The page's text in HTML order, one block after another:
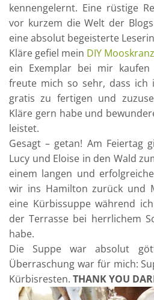
kennengelernt. Eine rüstige
vor kurzem die Welt der
eine absolut begeisterte
Kläre gefiel mein DIY
ein Exemplar bei mir
freute mich so sehr, dass
gratis zu fertigen und
Kläre gern habe und
leistet.
Gesagt – getan! Am Feiertag
Lucy und Eloise in den Wald
einem langen und
wir ins Hamilton zurück und
eine Kürbissuppe während
der Terrasse bei herrlichem
habe.
Die Suppe war absolut
Überraschung war für mich:
Kürbisresten. THANK YOU